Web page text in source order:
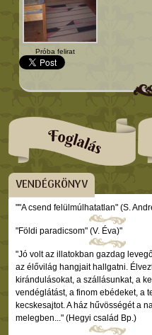
Próba felirat
VENDÉGKÖNYV
""A csend felülmúlhatatlan" (S.
"Földi paradicsom" (V. Éva)"
"Jó volt az illatokban gazdag
az élővilág hangjait hallgatni.
kirándulásokat, a szállásunkat, a
vendéglátást, a finom ebédeket, a
kecskesajtot. A ház hűvösségét a
melegben..." (Hegyi család Bp.)